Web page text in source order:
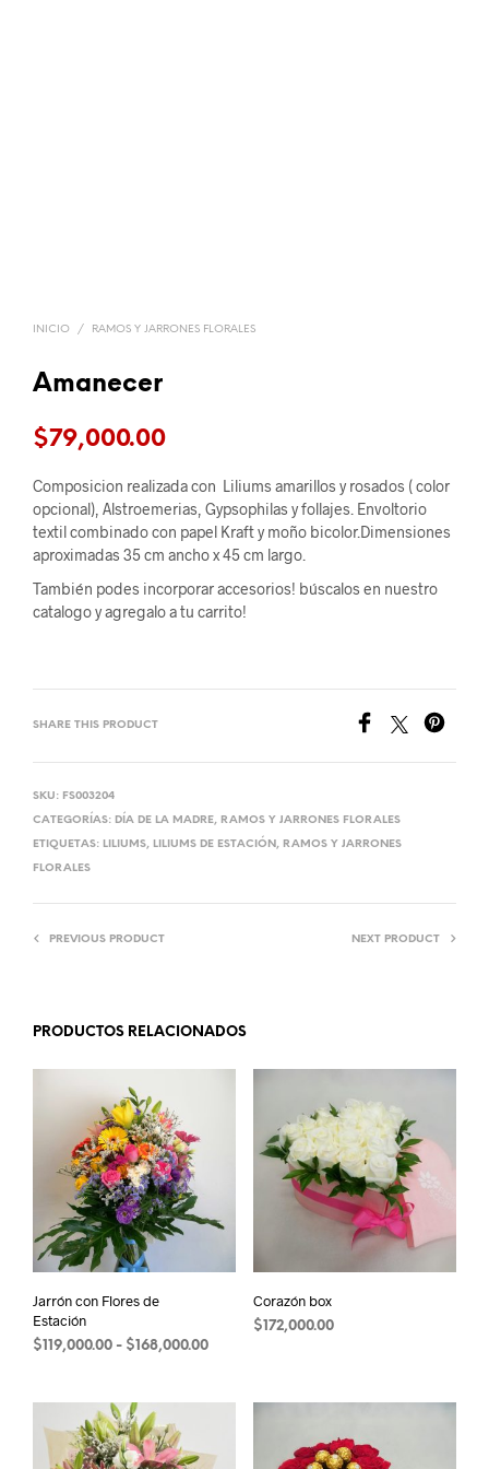
INICIO / RAMOS Y JARRONES FLORALES
Amanecer
$79,000.00
Composicion realizada con Liliums amarillos y rosados ( color
opcional), Alstroemerias, Gypsophilas y follajes. Envoltorio
textil combinado con papel Kraft y moño bicolor.Dimensiones
aproximadas 35 cm ancho x 45 cm largo.
También podes incorporar accesorios! búscalos en nuestro
catalogo y agregalo a tu carrito!
SHARE THIS PRODUCT
SKU: FS003204
CATEGORÍAS: DÍA DE LA MADRE, RAMOS Y JARRONES FLORALES
ETIQUETAS: LILIUMS, LILIUMS DE ESTACIÓN , RAMOS Y JARRONES
FLORALES
PREVIOUS PRODUCT NEXT PRODUCT
PRODUCTOS RELACIONADOS
Jarrón con Flores de
Estación
$ 119,000.00 - $ 168,000.00Rango
múltiples
variantes.
Corazón box
$ 172,000.00